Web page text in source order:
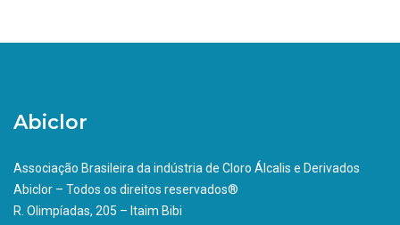
Abiclor
Associação Brasileira da indústria de Cloro Álcalis e Derivados
Abiclor – Todos os direitos reservados®
R. Olimpíadas, 205 – Itaim Bibi